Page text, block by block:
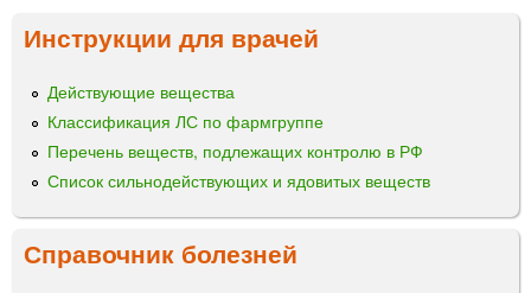
Инструкции для врачей
Действующие вещества
Классификация ЛС по фармгруппе
Перечень веществ, подлежащих контролю в РФ
Список сильнодействующих и ядовитых веществ
Справочник болезней